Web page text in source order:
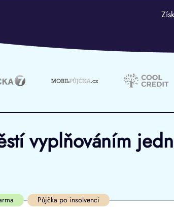
vyplňováním
První půjčka zdarma
Půjčka po insolvenci